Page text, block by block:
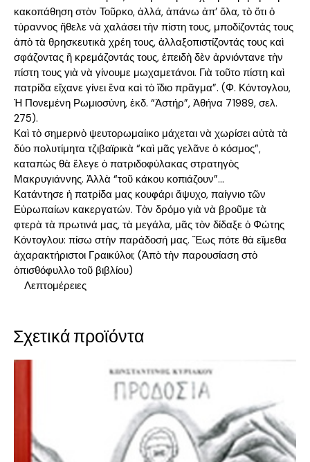
κακοπάθηση στὸν Τοῦρκο, ἀλλά, ἀπάνω ἀπ’ ὅλα, τὸ ὅτι ὁ
τύραννος ἤθελε νὰ χαλάσει τὴν πίστη τους, μποδίζοντάς τους
ἀπὸ τὰ θρησκευτικὰ χρέη τους, ἀλλαξοπιστίζοντάς τους καὶ
σφάζοντας ἢ κρεμάζοντάς τους, ἐπειδὴ δὲν ἀρνιόντανε τὴν
πίστη τους γιὰ νὰ γίνουμε μωχαμετάνοι. Γιὰ τοῦτο πίστη καὶ
πατρίδα εἴχανε γίνει ἕνα καὶ τὸ ἴδιο πρᾶγμα”. (Φ. Κόντογλου,
Ἡ Πονεμένη Ρωμιοσύνη, ἐκδ. “Ἀστήρ”, Ἀθήνα 71989, σελ.
275).
Καὶ τὸ σημερινὸ ψευτορωμαίικο μάχεται νὰ χωρίσει αὐτὰ τὰ
δύο πολυτίμητα τζιβαϊρικὰ “καὶ μᾶς γελᾶνε ὁ κόσμος”,
καταπὼς θὰ ἔλεγε ὁ πατριδοφύλακας στρατηγὸς
Μακρυγιάννης. Ἀλλὰ “τοῦ κάκου κοπιάζουν”…
Κατάντησε ἡ πατρίδα μας κουφάρι ἄψυχο, παίγνιο τῶν
Εὐρωπαίων κακεργατών. Τὸν δρόμο γιὰ νὰ βροῦμε τὰ
φτερὰ τὰ πρωτινά μας, τὰ μεγάλα, μᾶς τὸν δίδαξε ὁ Φώτης
Κόντογλου: πίσω στὴν παράδοσή μας. Ἕως πότε θὰ εἴμεθα
ἀχαρακτήριστοι Γραικύλοι; (Ἀπὸ τὴν παρουσίαση στὸ
ὀπισθόφυλλο τοῦ βιβλίου)
Λεπτομέρειες
Σχετικά προϊόντα